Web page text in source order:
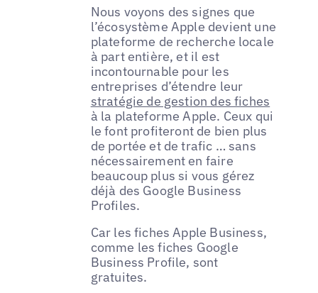
Nous voyons des signes que
l’écosystème Apple devient une
plateforme de recherche locale
à part entière, et il est
incontournable pour les
entreprises d’étendre leur
stratégie de gestion des fiches
à la plateforme Apple. Ceux qui
le font profiteront de bien plus
de portée et de trafic … sans
nécessairement en faire
beaucoup plus si vous gérez
déjà des Google Business
Profiles.
Car les fiches Apple Business,
comme les fiches Google
Business Profile, sont
gratuites.